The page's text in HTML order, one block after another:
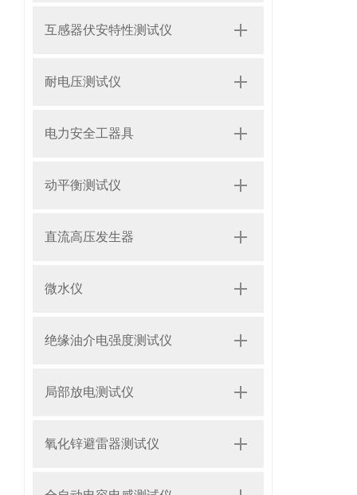
互感器伏安特性测试仪
耐电压测试仪
电力安全工器具
动平衡测试仪
直流高压发生器
微水仪
绝缘油介电强度测试仪
局部放电测试仪
氧化锌避雷器测试仪